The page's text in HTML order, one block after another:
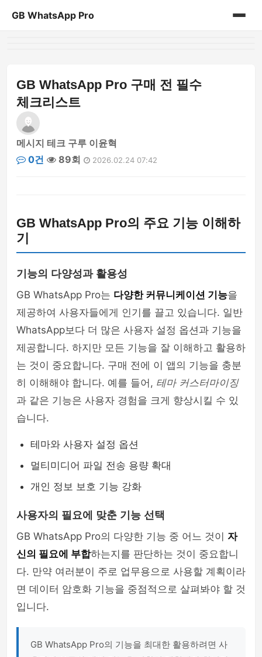
GB WhatsApp Pro
GB WhatsApp Pro 구매 전 필수
체크리스트
메시지 테크 구루 이윤혁
0건
89회 2026.02.24 07:42
GB WhatsApp Pro의 주요 기능 이해하
기
기능의 다양성과 활용성
GB WhatsApp Pro는 다양한 커뮤니케이션 기능을
제공하여 사용자들에게 인기를 끌고 있습니다. 일반
WhatsApp보다 더 많은 사용자 설정 옵션과 기능을
제공합니다. 하지만 모든 기능을 잘 이해하고 활용하
는 것이 중요합니다. 구매 전에 이 앱의 기능을 충분
히 이해해야 합니다. 예를 들어, 테마 커스터마이징
과 같은 기능은 사용자 경험을 크게 향상시킬 수 있
습니다.
테마와 사용자 설정 옵션
멀티미디어 파일 전송 용량 확대
개인 정보 보호 기능 강화
사용자의 필요에 맞춘 기능 선택
GB WhatsApp Pro의 다양한 기능 중 어느 것이 자
신의 필요에 부합하는지를 판단하는 것이 중요합니
다. 만약 여러분이 주로 업무용으로 사용할 계획이라
면 데이터 암호화 기능을 중점적으로 살펴봐야 할 것
입니다.
GB WhatsApp Pro의 기능을 최대한 활용하려면 사